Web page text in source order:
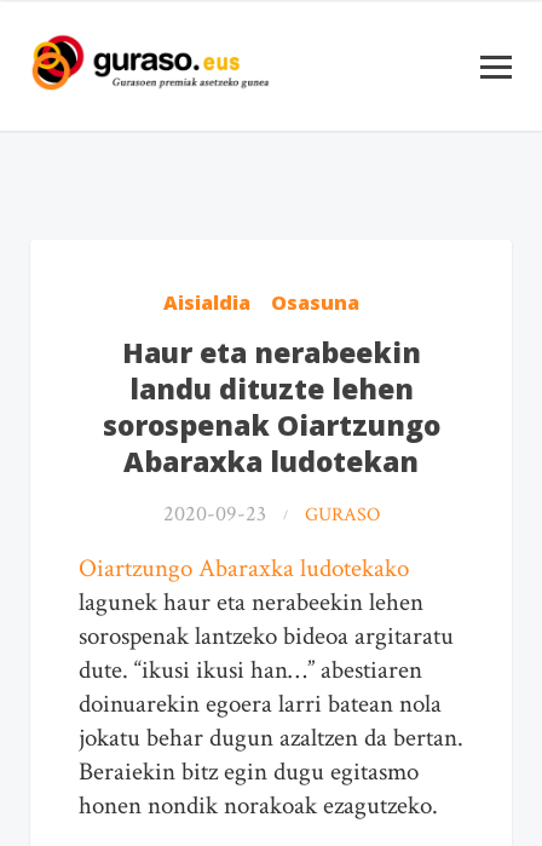
Aisialdia Osasuna
Haur eta nerabeekin
landu dituzte lehen
sorospenak Oiartzungo
Abaraxka ludotekan
2020-09-23 GURASO
Oiartzungo Abaraxka ludotekako
lagunek haur eta nerabeekin lehen
sorospenak lantzeko bideoa argitaratu
dute. “ikusi ikusi han…” abestiaren
doinuarekin egoera larri batean nola
jokatu behar dugun azaltzen da bertan.
Beraiekin bitz egin dugu egitasmo
honen nondik norakoak ezagutzeko.